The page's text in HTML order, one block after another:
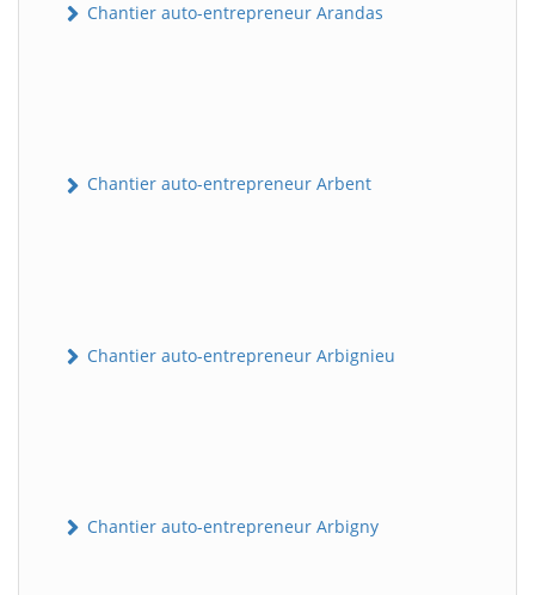
Chantier auto-entrepreneur Arandas
Chantier auto-entrepreneur Arbent
Chantier auto-entrepreneur Arbignieu
Chantier auto-entrepreneur Arbigny